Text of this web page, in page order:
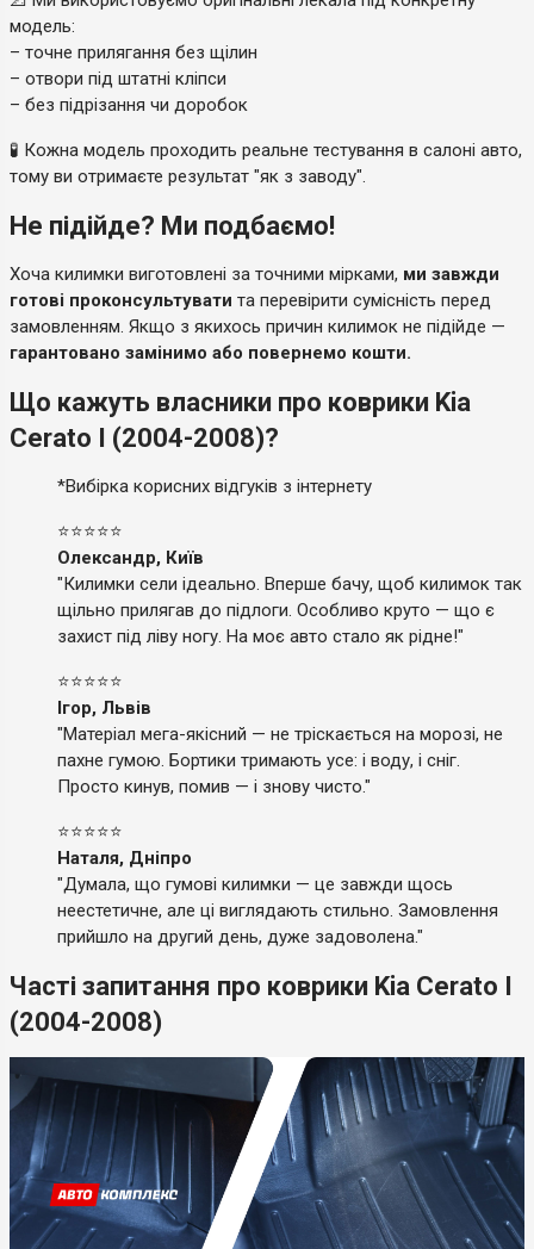
модель:
– точне прилягання без щілин
– отвори під штатні кліпси
– без підрізання чи доробок
🧪 Кожна модель проходить реальне тестування в салоні авто,
тому ви отримаєте результат "як з заводу".
Не підійде? Ми подбаємо!
Хоча килимки виготовлені за точними мірками, ми завжди
готові проконсультувати та перевірити сумісність перед
замовленням. Якщо з якихось причин килимок не підійде —
гарантовано замінимо або повернемо кошти.
Що кажуть власники про коврики Kia
Cerato I (2004-2008)?
*Вибірка корисних відгуків з інтернету
⭐⭐⭐⭐⭐
Олександр, Київ
"Килимки сели ідеально. Вперше бачу, щоб килимок так
щільно прилягав до підлоги. Особливо круто — що є
захист під ліву ногу. На моє авто стало як рідне!"
⭐⭐⭐⭐⭐
Ігор, Львів
"Матеріал мега-якісний — не тріскається на морозі, не
пахне гумою. Бортики тримають усе: і воду, і сніг.
Просто кинув, помив — і знову чисто."
⭐⭐⭐⭐⭐
Наталя, Дніпро
"Думала, що гумові килимки — це завжди щось
неестетичне, але ці виглядають стильно. Замовлення
прийшло на другий день, дуже задоволена."
Часті запитання про коврики Kia Cerato I
(2004-2008)